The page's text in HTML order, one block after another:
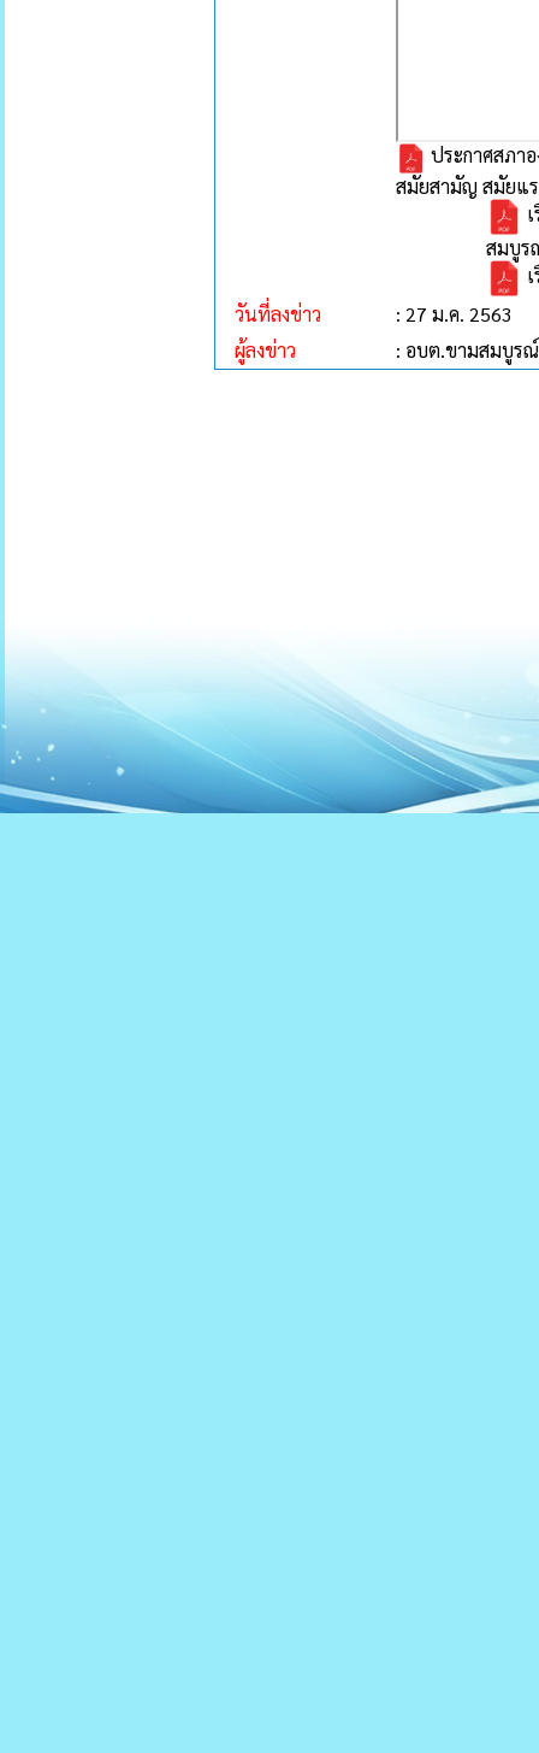
ประกาศสภา
สมัยสามัญ สมัยแ
สมบูร
วันที่ลงข่าว
: 27 ม.ค. 2563
ผู้ลงข่าว
: อบต.ขามสมบูรณ์